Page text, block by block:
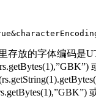
的字体编码是